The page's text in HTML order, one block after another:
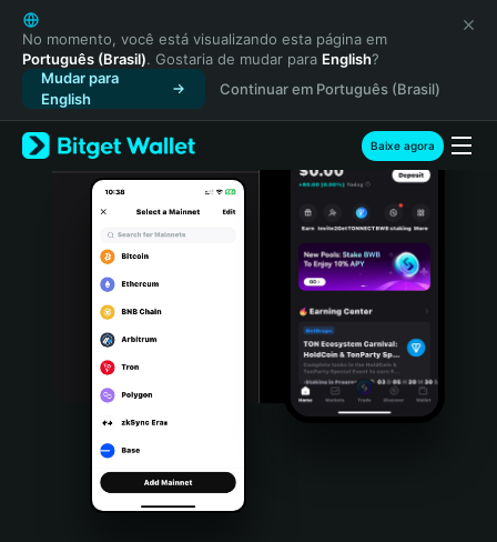
English
日本語
Tiếng Việt
Русский
Español (Latinoamérica)
Türkçe
Italiano
Português (Portugal)
Bahasa Indonesia
Português (Brasil)
Español (Argentina)
No momento, você está visualizando esta página em
Português (Brasil). Gostaria de mudar para English?
Mudar para
English
Continuar em Português (Brasil)
Baixe agora